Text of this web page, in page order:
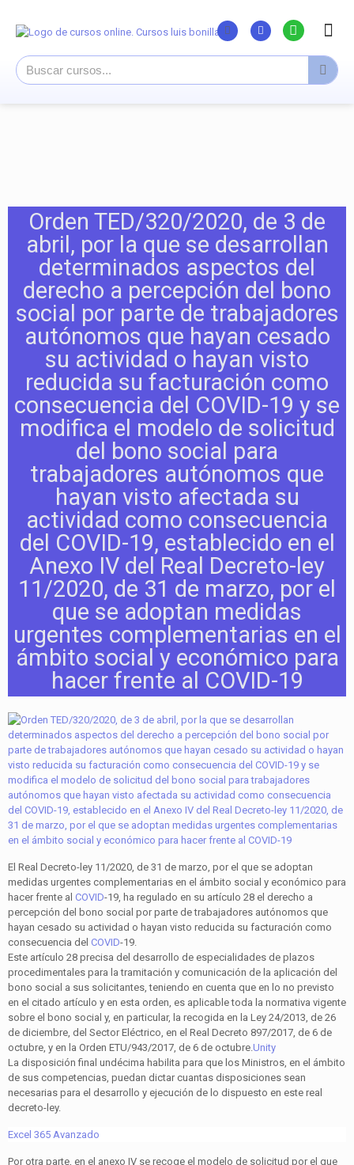
Orden TED/320/2020, de 3 de
abril, por la que se desarrollan
determinados aspectos del
derecho a percepción del bono
social por parte de trabajadores
autónomos que hayan cesado
su actividad o hayan visto
reducida su facturación como
consecuencia del COVID-19 y se
modifica el modelo de solicitud
del bono social para
trabajadores autónomos que
hayan visto afectada su
actividad como consecuencia
del COVID-19, establecido en el
Anexo IV del Real Decreto-ley
11/2020, de 31 de marzo, por el
que se adoptan medidas
urgentes complementarias en el
ámbito social y económico para
hacer frente al COVID-19
El Real Decreto-ley 11/2020, de 31 de marzo, por el que se adoptan
medidas urgentes complementarias en el ámbito social y económico para
hacer frente al COVID-19, ha regulado en su artículo 28 el derecho a
percepción del bono social por parte de trabajadores autónomos que
hayan cesado su actividad o hayan visto reducida su facturación como
consecuencia del COVID-19.
Este artículo 28 precisa del desarrollo de especialidades de plazos
procedimentales para la tramitación y comunicación de la aplicación del
bono social a sus solicitantes, teniendo en cuenta que en lo no previsto
en el citado artículo y en esta orden, es aplicable toda la normativa vigente
sobre el bono social y, en particular, la recogida en la Ley 24/2013, de 26
de diciembre, del Sector Eléctrico, en el Real Decreto 897/2017, de 6 de
octubre, y en la Orden ETU/943/2017, de 6 de octubre.Unity
La disposición final undécima habilita para que los Ministros, en el ámbito
de sus competencias, puedan dictar cuantas disposiciones sean
necesarias para el desarrollo y ejecución de lo dispuesto en este real
decreto-ley.
Excel 365 Avanzado
Por otra parte, en el anexo IV se recoge el modelo de solicitud por el que